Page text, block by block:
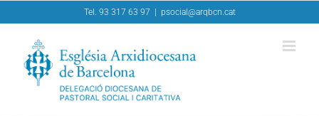
to
Tel. 93 317 63 97 psocial@arqbcn.cat